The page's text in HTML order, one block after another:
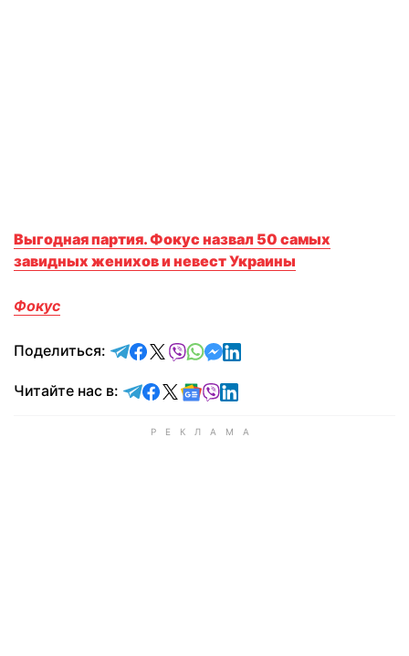
Выгодная партия. Фокус назвал 50 самых
завидных женихов и невест Украины
Фокус
Поделиться: отправить в Telegram
поделиться в Facebook
поделиться в X
отправить в Viber
отправить в Whatsapp
отправить в Messenger
отправить в LinkedIn
Читайте нас в: Читайте в Telegram
Читайте в Facebook
Читайте в X
Читайте в Google news
Читайте в Viber
Читайте в LinkedIn